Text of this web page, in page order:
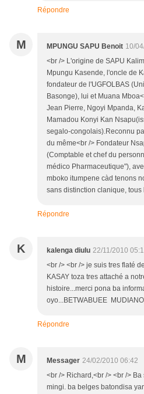
Répondre
M MPUNGU SAPU Benoit 10/
<br /> L'origine de SAPU
Mpungu Kasende, l'oncle de
fondateur de l'UGFOLBAS
Basonge), lui et Muana
Jean Pierre, Ngoyi Mpanda,
Mamadou Konyi Kan
segalo-congolais).Reconnu
du même<br /> Fondateur
(Comptable et chef du
médico Pharmaceutique"),
mboko itumpene càd tenons
sans distinction clanique,
Répondre
K kalenga diulu 22/11/2010
<br /> <br /> je suis tres flaté
KASAY toza tres attaché a
histoire...merci pona ba
oyo...BETWABUEE
Répondre
M Messager 24/02/2010 06:42
<br /> Richard,<br /> <br />
mingi. ba belges batondisa